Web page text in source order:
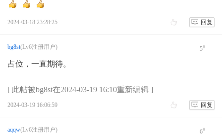
2024-03-18 23:28:25 回复
bg8st(Lv6注册用户) 5#
占位，一直期待。
[ 此帖被bg8st在2024-03-19 16:10重新编辑 ]
2024-03-19 16:06:59 回复
aqqw(Lv6注册用户) 6#